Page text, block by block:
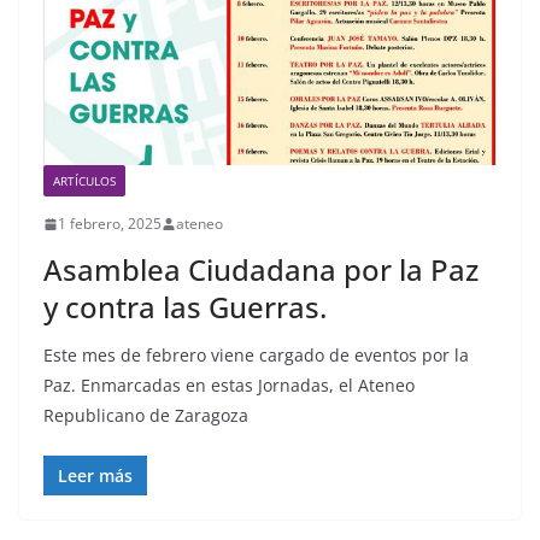
ARTÍCULOS
1 febrero, 2025 ateneo
Asamblea Ciudadana por la Paz
y contra las Guerras.
Este mes de febrero viene cargado de eventos por la
Paz. Enmarcadas en estas Jornadas, el Ateneo
Republicano de Zaragoza
Leer más